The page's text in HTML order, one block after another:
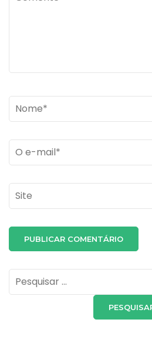
Name*
Email *
Site
Pesquisar
por: